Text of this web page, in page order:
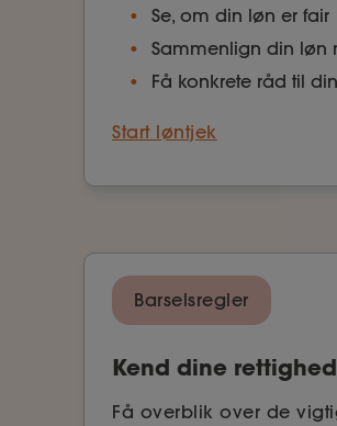
Se, om din løn er fair
Sammenlign din løn
Få konkrete råd til
Start løntjek
Barselsregler
Kend dine
Få overblik over de